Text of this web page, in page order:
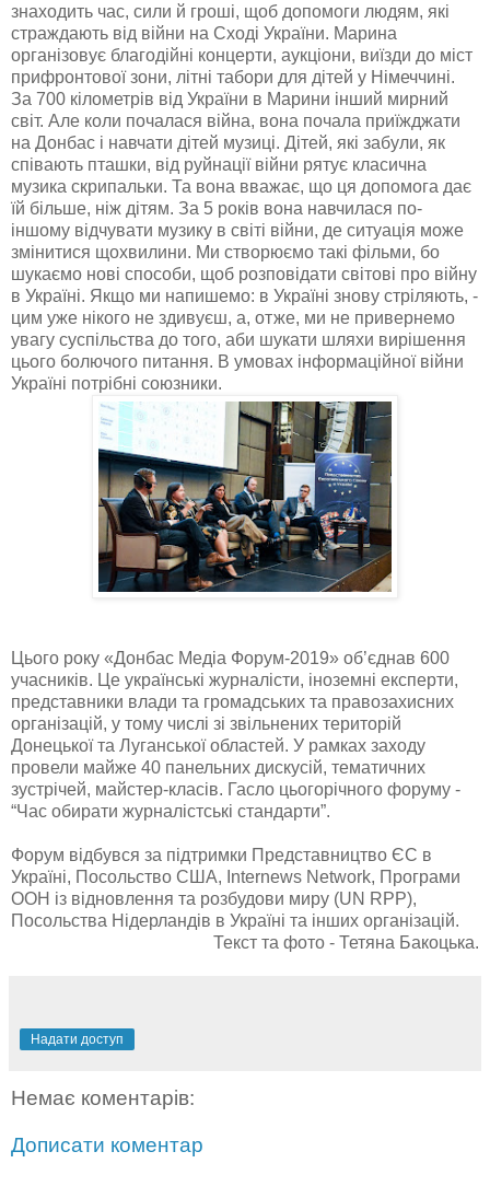
знаходить час, сили й гроші, щоб допомоги людям, які
страждають від війни на Сході України. Марина
організовує благодійні концерти, аукціони, виїзди до міст
прифронтової зони, літні табори для дітей у Німеччині.
За 700 кілометрів від України в Марини інший мирний
світ. Але коли почалася війна, вона почала приїжджати
на Донбас і навчати дітей музиці. Дітей, які забули, як
співають пташки, від руйнації війни рятує класична
музика скрипальки. Та вона вважає, що ця допомога дає
їй більше, ніж дітям. За 5 років вона навчилася по-
іншому відчувати музику в світі війни, де ситуація може
змінитися щохвилини. Ми створюємо такі фільми, бо
шукаємо нові способи, щоб розповідати світові про війну
в Україні. Якщо ми напишемо: в Україні знову стріляють, -
цим уже нікого не здивуєш, а, отже, ми не привернемо
увагу суспільства до того, аби шукати шляхи вирішення
цього болючого питання. В умовах інформаційної війни
Україні потрібні союзники.
Цього року «Донбас Медіа Форум-2019» об’єднав 600
учасників. Це українські журналісти, іноземні експерти,
представники влади та громадських та правозахисних
організацій, у тому числі зі звільнених територій
Донецької та Луганської областей. У рамках заходу
провели майже 40 панельних дискусій, тематичних
зустрічей, майстер-класів. Гасло цьогорічного форуму -
“Час обирати журналістські стандарти”.
Форум відбувся за підтримки Представництво ЄС в
Україні, Посольство США, Internews Network, Програми
ООН із відновлення та розбудови миру (UN RPP),
Посольства Нідерландів в Україні та інших організацій.
Текст та фото - Тетяна Бакоцька.
Надати доступ
Немає коментарів:
Дописати коментар